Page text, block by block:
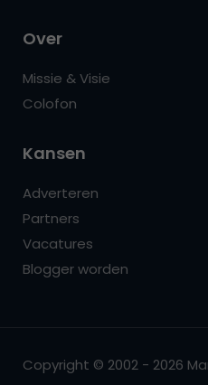
Over
Missie & Visie
Colofon
Kansen
Adverteren
Partners
Vacatures
Blogger worden
Copyright © 2002 - 2026